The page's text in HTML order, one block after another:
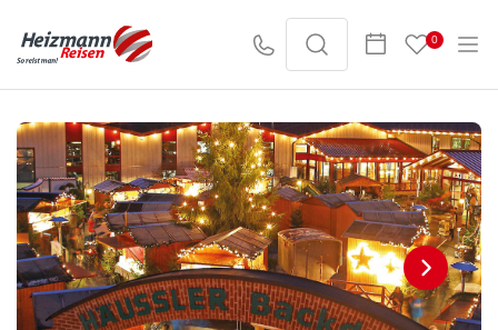
0